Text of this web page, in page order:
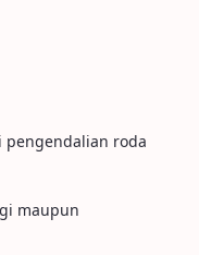
roda
maupun